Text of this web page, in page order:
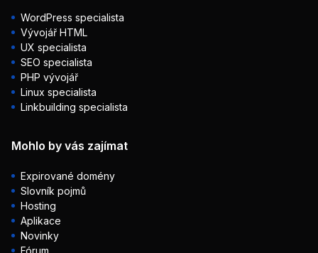
WordPress specialista
Vývojář HTML
UX specialista
SEO specialista
PHP vývojář
Linux specialista
Linkbuilding specialista
Mohlo by vás zajímat
Expirované domény
Slovník pojmů
Hosting
Aplikace
Novinky
Fórum